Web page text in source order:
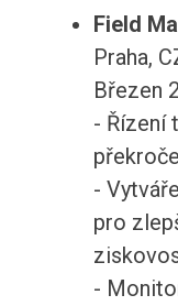
Field
Praha,
Březen
- Řízení
-
pro
-